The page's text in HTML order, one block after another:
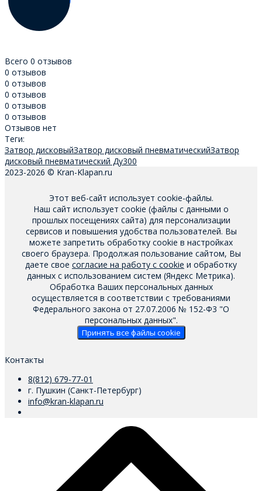
Всего 0 отзывов
0 отзывов
0 отзывов
0 отзывов
0 отзывов
0 отзывов
Отзывов нет
Теги:
Затвор дисковыйЗатвор дисковый пневматическийЗатвор
дисковый пневматический Ду300
2023-2026 © Kran-Klapan.ru
Этот веб-сайт использует cookie-файлы.
Наш сайт использует cookie (файлы с данными о
прошлых посещениях сайта) для персонализации
сервисов и повышения удобства пользователей. Вы
можете запретить обработку cookie в настройках
своего браузера. Продолжая пользование сайтом, Вы
даете свое согласие на работу с cookie и обработку
данных с использованием систем (Яндекс Метрика).
Обработка Ваших персональных данных
осуществляется в соответствии с требованиями
Федерального закона от 27.07.2006 № 152-Ф3 "О
персональных данных".
Принять все файлы cookie
Контакты
8(812) 679-77-01
г. Пушкин (Санкт-Петербург)
info@kran-klapan.ru